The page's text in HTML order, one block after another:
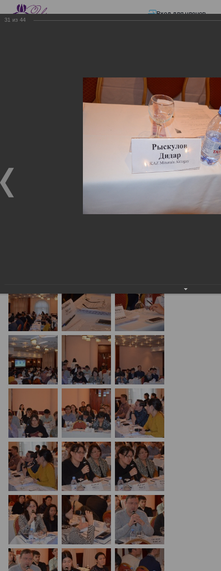
Вход для членов
Презентации
ЭЛЕКТРОННЫЕ СЧЕТА-ФАКТУРЫ.
ЭЛЕКТРОННЫЕ СЧЕТА-
ФАКТУРЫ. ВИРТУАЛЬНЫЙ
ЭЛЕКТРОННЫЕ СЧЕТА-ФАКТУРЫ. ВИРТУАЛЬНЫЙ
СКЛАД.
Семинар с КГД и разработчиками
31 из 44